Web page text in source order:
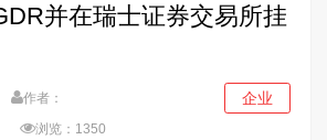
并在瑞士证券交易所挂
作者：
浏览：1350
企业